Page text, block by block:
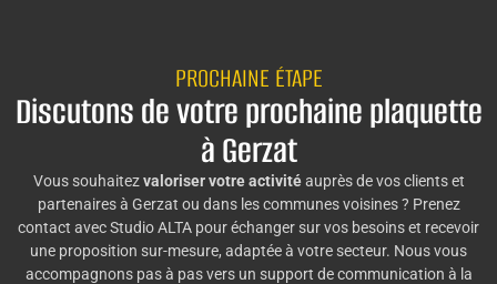
PROCHAINE ÉTAPE
Discutons de votre prochaine plaquette
à Gerzat
Vous souhaitezvaloriser votre activitéauprès de vos clients et
partenaires à Gerzat ou dans les communes voisines ? Prenez
contact avec Studio ALTA pour échanger sur vos besoins et recevoir
une proposition sur-mesure, adaptée à votre secteur. Nous vous
accompagnons pas à pas vers un support de communication à la